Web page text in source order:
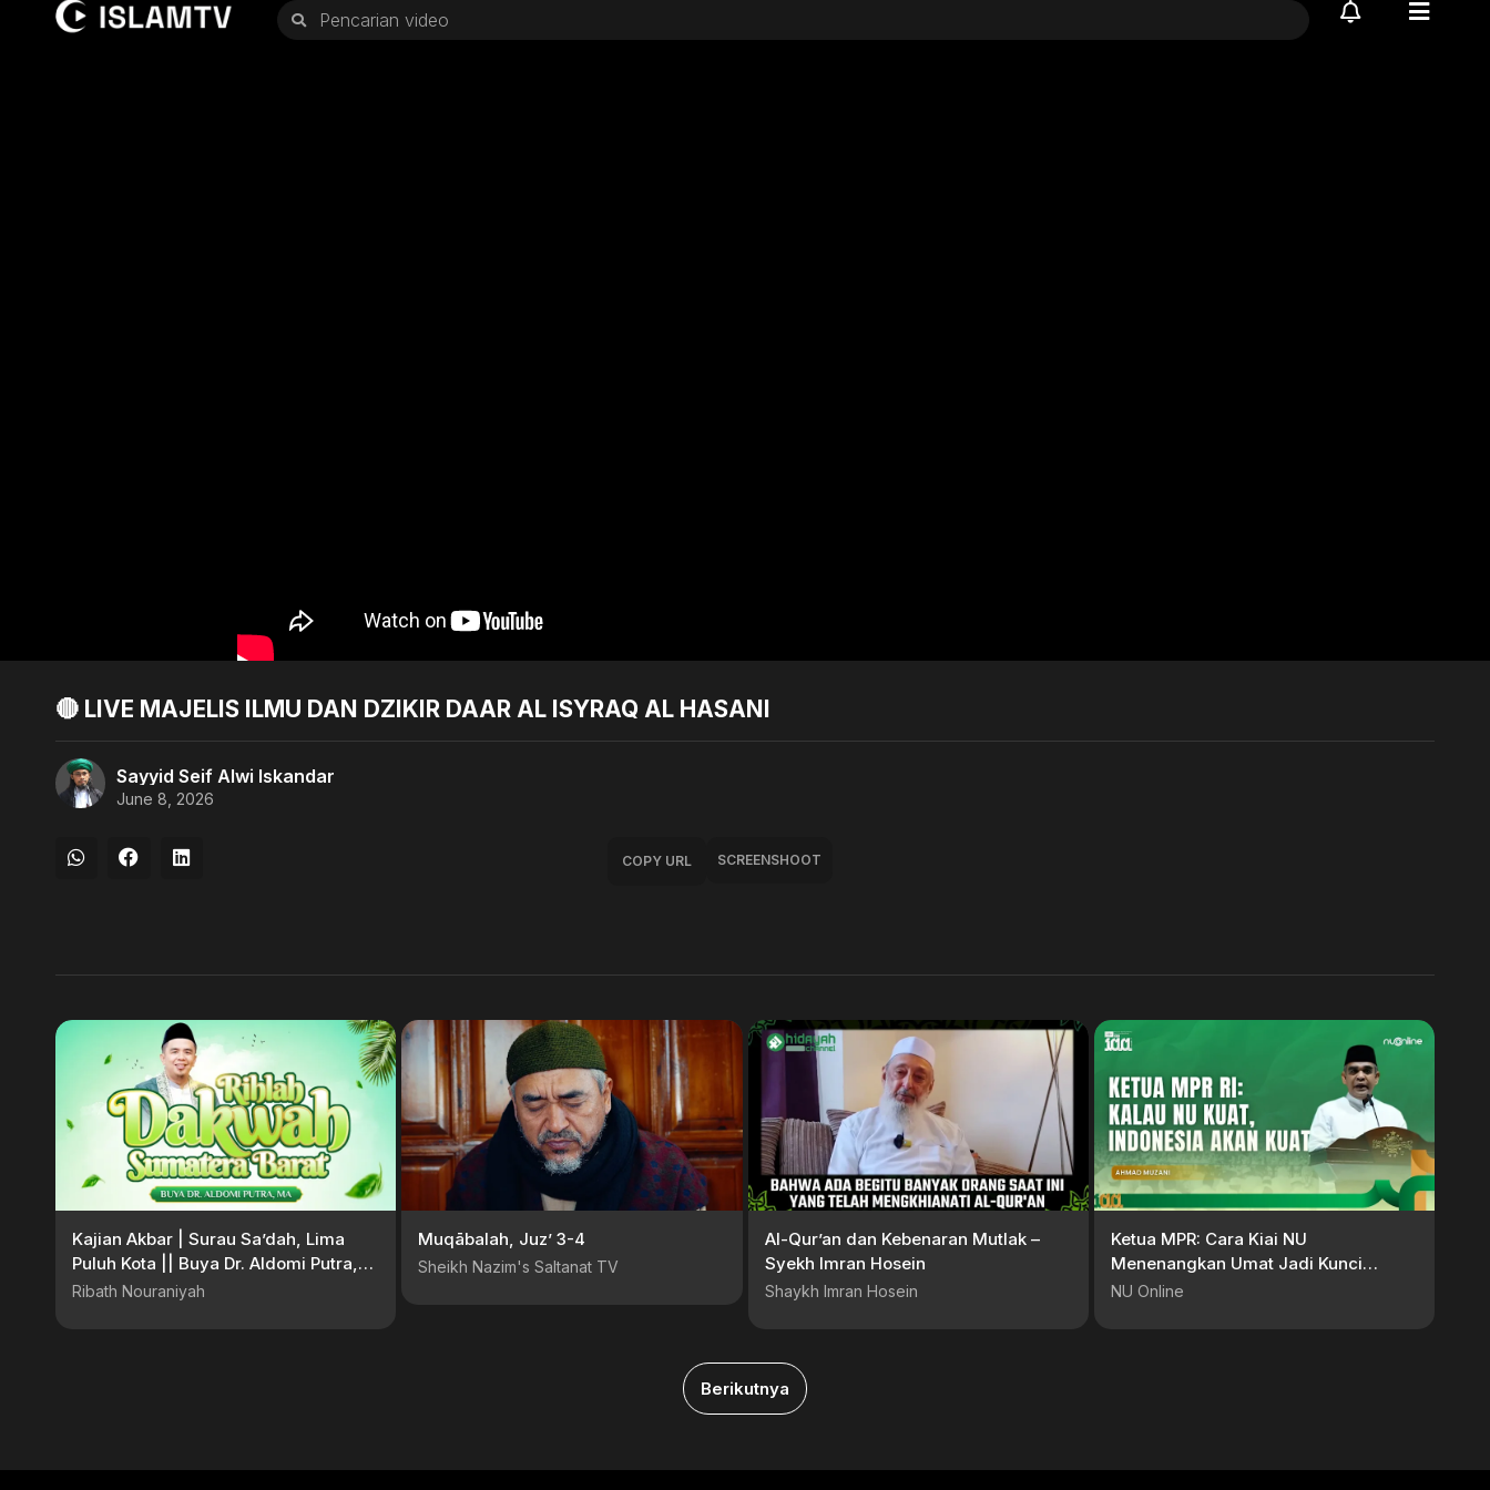
🔴 LIVE MAJELIS ILMU DAN DZIKIR DAAR AL ISYRAQ AL HASANI
Sayyid Seif Alwi Iskandar
June 8, 2026
COPY URL SCREENSHOOT
Kajian Akbar | Surau Sa’dah, Lima
Puluh Kota || Buya Dr. Aldomi Putra,
MA
Ribath Nouraniyah
Muqābalah, Juz’ 3-4
Sheikh Nazim's Saltanat TV
Al-Qur’an dan Kebenaran Mutlak –
Syekh Imran Hosein
Shaykh Imran Hosein
Ketua MPR: Cara Kiai NU
Menenangkan Umat Jadi Kunci
Bangsa Bertahan di Tengah Krisis
NU Online
Berikutnya